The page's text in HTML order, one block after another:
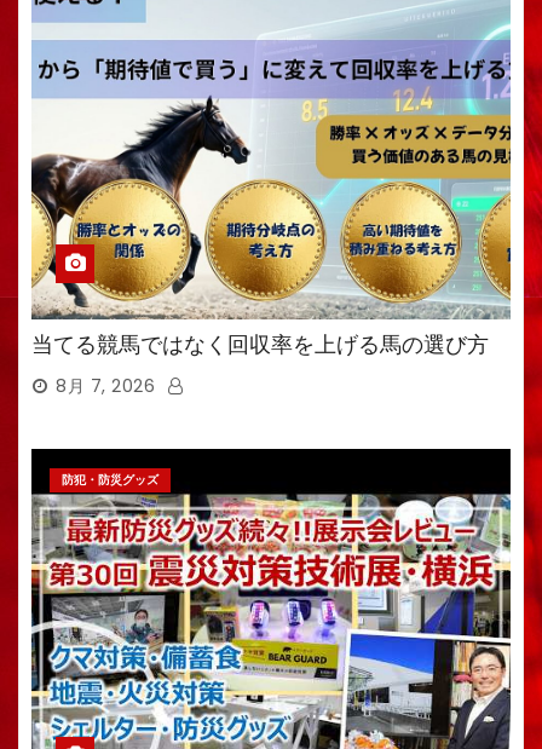
当てる競馬ではなく回収率を上げる馬の選び方
8月 7, 2026
防犯・防災グッズ